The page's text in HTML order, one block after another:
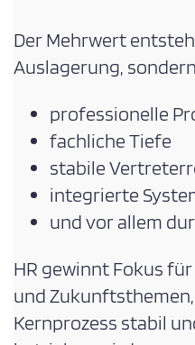
Der Mehrwert
Auslagerung,
professionelle
fachliche Tiefe
stabile
integrierte
und vor allem
HR gewinnt Fokus
und
Kernprozess stabil